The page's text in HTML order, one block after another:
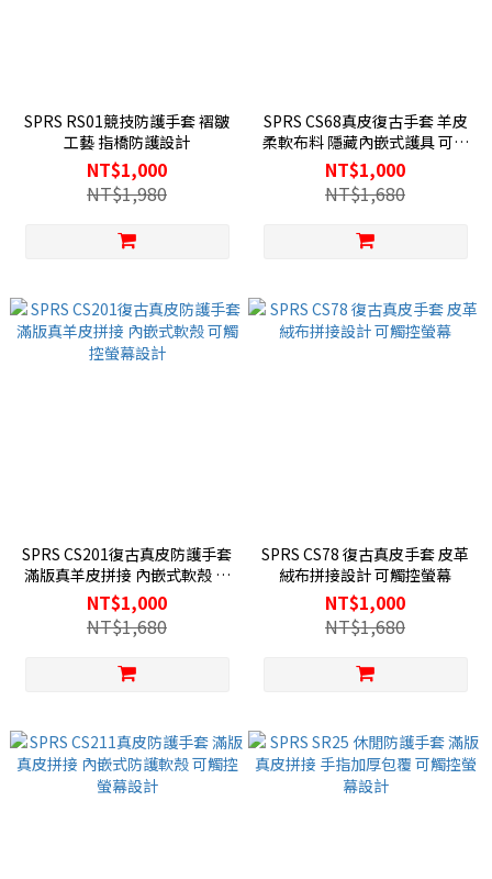
SPRS RS01競技防護手套 褶皺
工藝 指橋防護設計
NT$1,000
NT$1,980
SPRS CS68真皮復古手套 羊皮
柔軟布料 隱藏內嵌式護具 可觸
控螢幕設計
NT$1,000
NT$1,680
SPRS CS201復古真皮防護手套
滿版真羊皮拼接 內嵌式軟殼 可
觸控螢幕設計
NT$1,000
NT$1,680
SPRS CS78 復古真皮手套 皮革
絨布拼接設計 可觸控螢幕
NT$1,000
NT$1,680